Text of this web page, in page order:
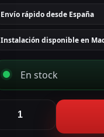
Envío rápido desde España
Instalación disponible en
En stock